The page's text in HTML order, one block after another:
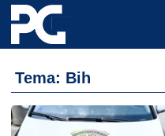
Tema: Bih